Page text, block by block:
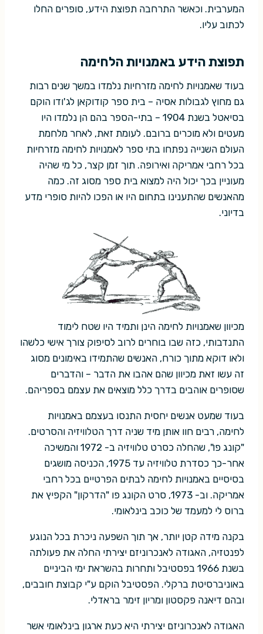
המערבית. וכאשר התרחבה תפוצת הידע, סופרים החלו
לכתוב עליו.
תפוצת הידע באמנויות הלחימה
בעוד שאמנויות לחימה מזרחיות נלמדו במשך שנים רבות
גם מחוץ לגבולות אסיה – בית ספר קודוקאן לג'ודו הוקם
בסיאטל בשנת 1904 – בתי-הספר בהם הן נלמדו היו
מעטים ולא מוכרים ברובם. לעומת זאת, לאחר מלחמת
העולם השנייה נפתחו בתי ספר לאמנויות לחימה מזרחיות
בכל רחבי אמריקה ואירופה. תוך זמן קצר, כל מי שהיה
מעוניין בכך יכול היה למצוא בית ספר מסוג זה. כמה
מהאנשים שהתענינו בתחום היו או הפכו להיות סופרי מדע
בדיוני.
מכיוון שאמנויות לחימה הינן ותמיד היו שטח לימוד
התנדבותי, כזה שבו בוחרים לרוב לסיפוק צורך אישי כלשהו
ולאו דוקא מתוך כורח, האנשים שהתמידו באימונים מסוג
זה עשו זאת מכיוון שהם אהבו את הדבר – והדברים
שסופרים אוהבים בדרך כלל מוצאים את עצמם בספריהם.
בעוד שמעט אנשים יחסית התנסו בעצמם באמנויות
לחימה, רבים חוו אותן מיד שניה דרך הטלוויזיה והסרטים.
"קונג פו", שהחלה כסרט טלוויזיה ב- 1972 והמשיכה
אחר-כך כסדרת טלוויזיה עד 1975, הכניסה מושגים
בסיסיים באמנויות לחימה לבתים הפרטיים בכל רחבי
אמריקה. וב- 1973, סרט הקונג פו "הדרקון" הקפיץ את
ברוס לי למעמד של כוכב בינלאומי.
בקנה מידה קטן יותר, אך תוך השפעה ניכרת בכל הנוגע
לפנטזיה, האגודה לאנכרוניזם יצירתי החלה את פעולתה
בשנת 1966 בפסטיבל ותחרות בהשראת ימי הביניים
באוניברסיטת ברקלי. הפסטיבל הוקם ע"י קבוצת חובבים,
ובהם דיאנה פקסטון ומריון זימר בראדלי.
האגודה לאנכרוניזם יצירתי היא כעת ארגון בינלאומי אשר